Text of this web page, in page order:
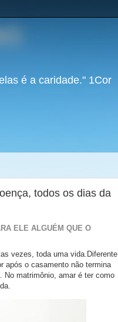
é a caridade." 1Cor
todos os dias da
ELE ALGUÉM QUE O
vezes, toda uma vida.Diferente
após o casamento não termina
matrimônio, amar é ter como